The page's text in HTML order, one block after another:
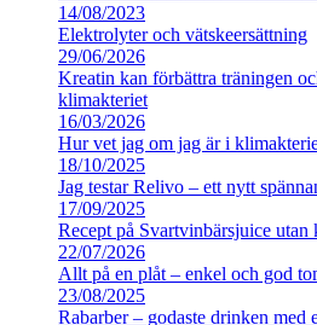
14/08/2023
Elektrolyter och vätskeersättning
29/06/2026
Kreatin kan förbättra träningen
klimakteriet
16/03/2026
Hur vet jag om jag är i
18/10/2025
Jag testar Relivo – ett nytt
17/09/2025
Recept på Svartvinbärsjuice utan
22/07/2026
Allt på en plåt – enkel och god
23/08/2025
Rabarber – godaste drinken med